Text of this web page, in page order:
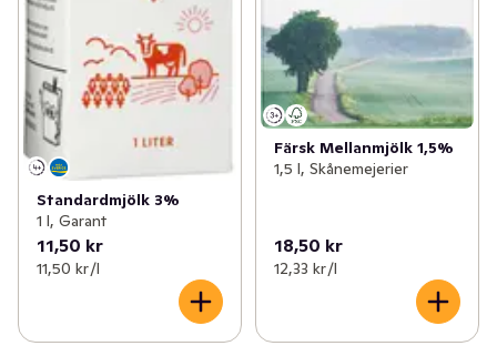
Standardmjölk 3%
1 l, Garant
11,50 kr
11,50 kr /l
Färsk Mellanmjölk 1,5%
1,5 l, Skånemejerier
18,50 kr
12,33 kr /l